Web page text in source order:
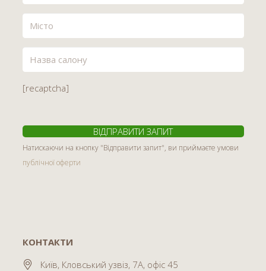
[recaptcha]
Натискаючи на кнопку "Відправити запит", ви приймаєте умови
публічної оферти
КОНТАКТИ
Київ, Кловський узвіз, 7А, офіс 45